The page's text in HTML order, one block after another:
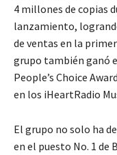
4 millones de copias
lanzamiento,
de ventas en la
grupo también ganó
People’s Choice
en los iHeartRadio
El grupo no solo ha
en el puesto No. 1 de